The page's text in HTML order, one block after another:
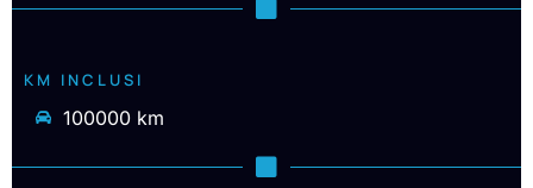
KM INCLUSI
100000 km